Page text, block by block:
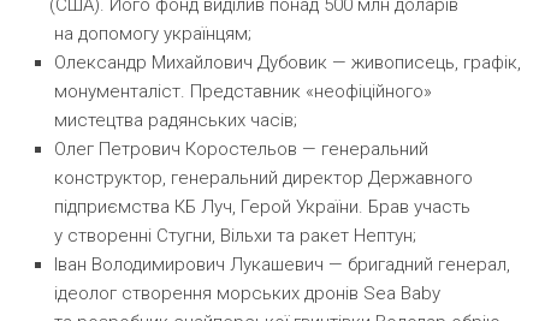
(США). Його фонд виділив понад 500 млн доларів
на допомогу українцям;
Олександр Михайлович Дубовик — живописець, графік,
монументаліст. Представник «неофіційного»
мистецтва радянських часів;
Олег Петрович Коростельов — генеральний
конструктор, генеральний директор Державного
підприємства КБ Луч, Герой України. Брав участь
у створенні Стугни, Вільхи та ракет Нептун;
Іван Володимирович Лукашевич — бригадний генерал,
ідеолог створення морських дронів Sea Baby